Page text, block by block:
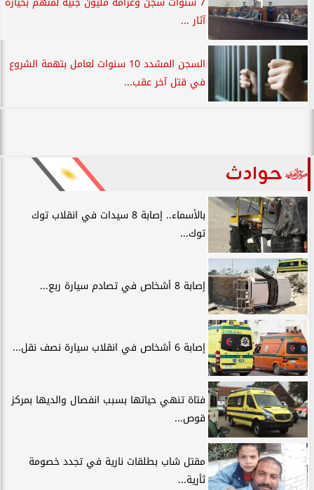
آثار ...
السجن المشدد 10 سنوات لعامل بتهمة الشروع
في قتل آخر عقب...
حوادث
بالأسماء.. إصابة 8 سيدات في انقلاب توك
توك...
إصابة 8 أشخاص في تصادم سيارة ربع...
إصابة 6 أشخاص في انقلاب سيارة نصف نقل...
فتاة تنهي حياتها بسبب انفصال والديها بمركز
قوص...
مقتل شاب بطلقات نارية في تجدد خصومة
ثأرية...